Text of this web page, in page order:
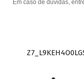
Em caso de dúvidas,